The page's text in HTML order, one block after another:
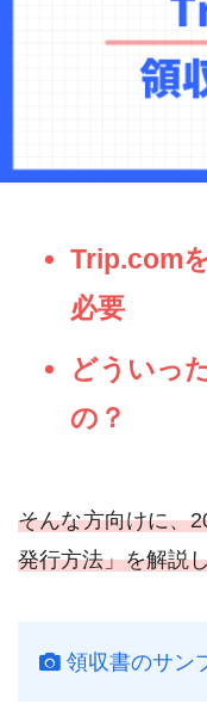
Trip.com
必要
どういっ
の？
そんな方向けに、
発行方法」を解説
領収書のサン